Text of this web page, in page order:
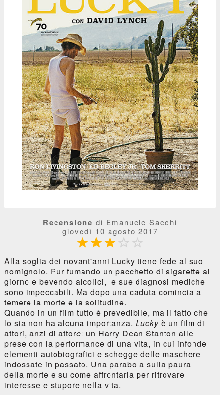
Recensione di Emanuele Sacchi
giovedì 10 agosto 2017
  
Alla soglia dei novant'anni Lucky tiene fede al suo
nomignolo. Pur fumando un pacchetto di sigarette al
giorno e bevendo alcolici, le sue diagnosi mediche
sono impeccabili. Ma dopo una caduta comincia a
temere la morte e la solitudine.
Quando in un film tutto è prevedibile, ma il fatto che
lo sia non ha alcuna importanza. Luckyè un film di
attori, anzi di attore: un Harry Dean Stanton alle
prese con la performance di una vita, in cui infonde
elementi autobiografici e schegge delle maschere
indossate in passato. Una parabola sulla paura
della morte e su come affrontarla per ritrovare
interesse e stupore nella vita.